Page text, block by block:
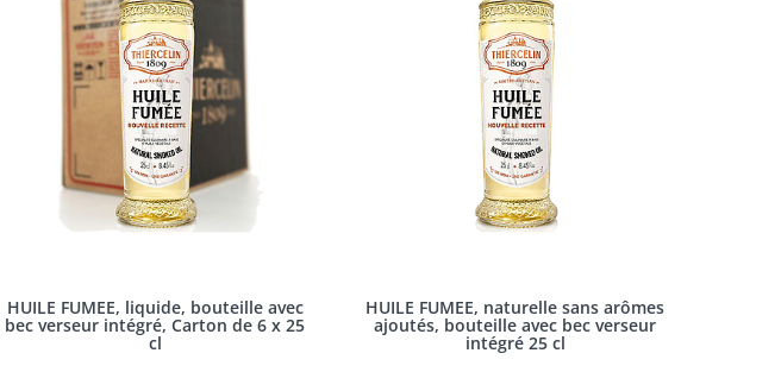
HUILE FUMEE, liquide, bouteille avec
bec verseur intégré, Carton de 6 x 25
cl
HUILE FUMEE, naturelle sans arômes
ajoutés, bouteille avec bec verseur
intégré 25 cl